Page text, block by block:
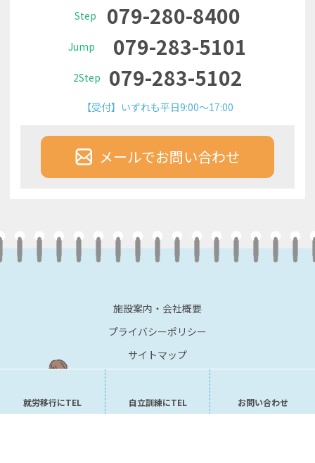
Step 079-280-8400
Jump 079-283-5101
2Step 079-283-5102
【受付】いずれも平日9:00～17:00
メールでお問い合わせ
施設案内・会社概要
プライバシーポリシー
サイトマップ
就労移行にTEL 自立訓練にTEL お問い合わせ